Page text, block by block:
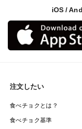
iOS /
注文したい
食べチョクとは？
食べチョク基準